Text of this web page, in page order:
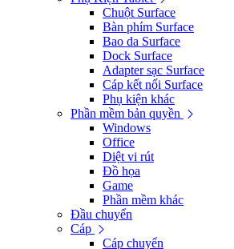
Chuột Surface
Bàn phím Surface
Bao da Surface
Dock Surface
Adapter sạc Surface
Cáp kết nối Surface
Phụ kiện khác
Phần mềm bản quyền
Windows
Office
Diệt vi rút
Đồ họa
Game
Phần mềm khác
Đầu chuyển
Cáp
Cáp chuyển